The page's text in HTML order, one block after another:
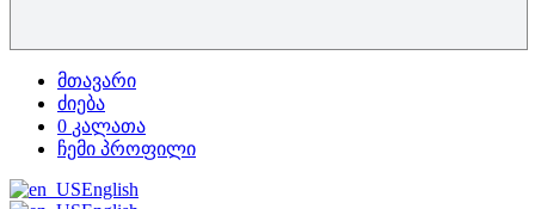
მთავარი
ძიება
0 კალათა
ჩემი პროფილი
English